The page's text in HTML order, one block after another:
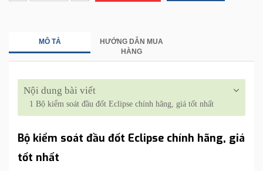
MÔ TẢ
HƯỚNG DẪN MUA
HÀNG
Nội dung bài viết
1 Bộ kiểm soát đầu đốt Eclipse chính hãng, giá tốt nhất
Bộ kiểm soát đầu đốt Eclipse chính hãng, giá
tốt nhất